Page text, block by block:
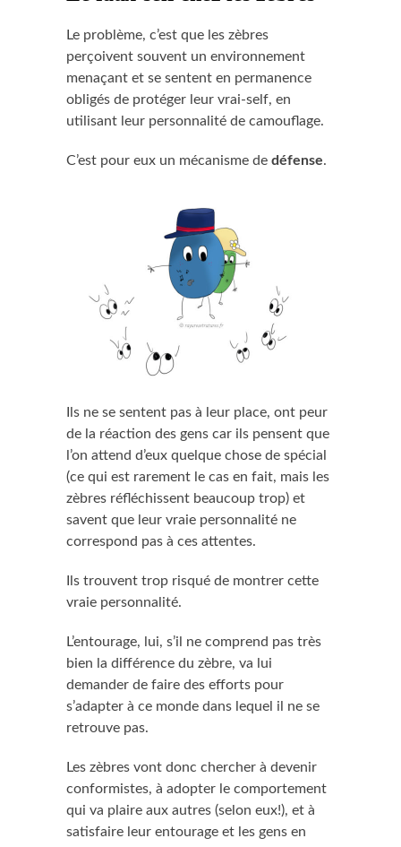
Le problème, c’est que les zèbres
perçoivent souvent un environnement
menaçant et se sentent en permanence
obligés de protéger leur vrai-self, en
utilisant leur personnalité de camouflage.
C’est pour eux un mécanisme de défense.
Ils ne se sentent pas à leur place, ont peur
de la réaction des gens car ils pensent que
l’on attend d’eux quelque chose de spécial
(ce qui est rarement le cas en fait, mais les
zèbres réfléchissent beaucoup trop) et
savent que leur vraie personnalité ne
correspond pas à ces attentes.
Ils trouvent trop risqué de montrer cette
vraie personnalité.
L’entourage, lui, s’il ne comprend pas très
bien la différence du zèbre, va lui
demander de faire des efforts pour
s’adapter à ce monde dans lequel il ne se
retrouve pas.
Les zèbres vont donc chercher à devenir
conformistes, à adopter le comportement
qui va plaire aux autres (selon eux!), et à
satisfaire leur entourage et les gens en